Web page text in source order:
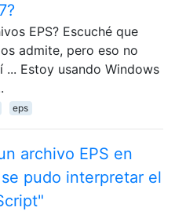
EPS? Escuché que
admite, pero eso no
... Estoy usando Windows
eps
archivo EPS en
pudo interpretar el